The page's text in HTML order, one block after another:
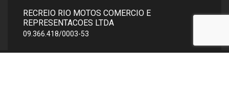
RECREIO RIO MOTOS COMERCIO E
REPRESENTACOES LTDA
09.366.418/0003-53